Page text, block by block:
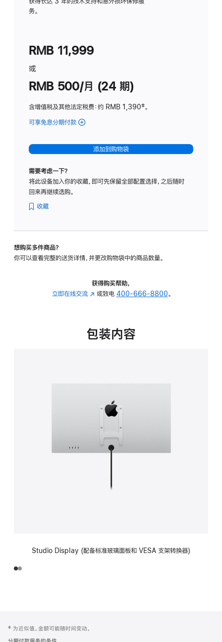
务。
RMB 11,999
或
RMB 500/月 (24 期)
含增值税及其他法定税费：约 RMB 1,390脚
‡。
可享免息分期付款 (Studio
-
标
璃
转
的
添加到购物袋
需要考虑一下？
将此设备加入你的收藏，即可先保留全部配置选择，之后随时
回来再继续选购。
收藏
想购买多件商品？
你可以查看完整的送货详情，并更改购物袋中的商品数量。
获得购买帮助，
立即在线交流 (在
中
或致电 400-666-8800。
包装内容
Studio Display (配备标准玻璃面板和 VESA 支架转换器)
页
注
‡ 为近似值。金额可能随时间变动。